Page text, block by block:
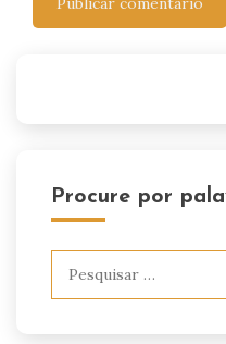
Procure por